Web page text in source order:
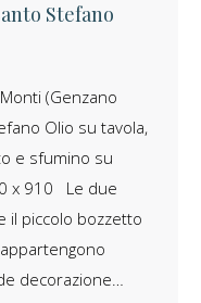
Stefano
(Genzano
Olio su tavola,
e sfumino su
x 910 Le due
il piccolo bozzetto
decorazione…